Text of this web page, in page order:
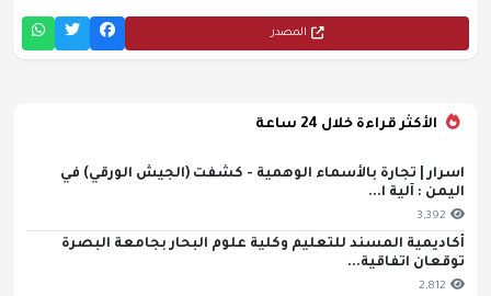
المصدر
الأكثر قراءة خلال 24 ساعة
اسرار | تجارة بالأسماء الوهمية - كشفت (الجيش الورقي) في
اليمن : آلية ا...
3,392
أكاديمية المسند للتعليم وكلية علوم البحار بجامعة البصرة
توقعان اتفاقية...
2,812